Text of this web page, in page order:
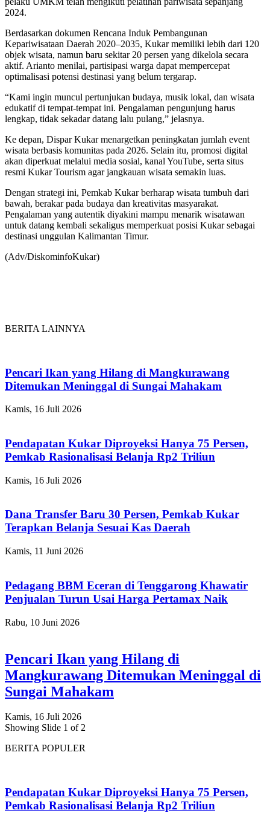
2024.
Berdasarkan dokumen Rencana Induk Pembangunan
Kepariwisataan Daerah 2020–2035, Kukar memiliki lebih dari 120
objek wisata, namun baru sekitar 20 persen yang dikelola secara
aktif. Arianto menilai, partisipasi warga dapat mempercepat
optimalisasi potensi destinasi yang belum tergarap.
“Kami ingin muncul pertunjukan budaya, musik lokal, dan wisata
edukatif di tempat-tempat ini. Pengalaman pengunjung harus
lengkap, tidak sekadar datang lalu pulang,” jelasnya.
Ke depan, Dispar Kukar menargetkan peningkatan jumlah event
wisata berbasis komunitas pada 2026. Selain itu, promosi digital
akan diperkuat melalui media sosial, kanal YouTube, serta situs
resmi Kukar Tourism agar jangkauan wisata semakin luas.
Dengan strategi ini, Pemkab Kukar berharap wisata tumbuh dari
bawah, berakar pada budaya dan kreativitas masyarakat.
Pengalaman yang autentik diyakini mampu menarik wisatawan
untuk datang kembali sekaligus memperkuat posisi Kukar sebagai
destinasi unggulan Kalimantan Timur.
(Adv/DiskominfoKukar)
BERITA LAINNYA
Pencari Ikan yang Hilang di Mangkurawang
Ditemukan Meninggal di Sungai Mahakam
Kamis, 16 Juli 2026
Pendapatan Kukar Diproyeksi Hanya 75 Persen,
Pemkab Rasionalisasi Belanja Rp2 Triliun
Kamis, 16 Juli 2026
Dana Transfer Baru 30 Persen, Pemkab Kukar
Terapkan Belanja Sesuai Kas Daerah
Kamis, 11 Juni 2026
Pedagang BBM Eceran di Tenggarong Khawatir
Penjualan Turun Usai Harga Pertamax Naik
Rabu, 10 Juni 2026
Pencari Ikan yang Hilang di
Mangkurawang Ditemukan Meninggal di
Sungai Mahakam
Kamis, 16 Juli 2026
Showing Slide 1 of 2
BERITA POPULER
Pendapatan Kukar Diproyeksi Hanya 75 Persen,
Pemkab Rasionalisasi Belanja Rp2 Triliun